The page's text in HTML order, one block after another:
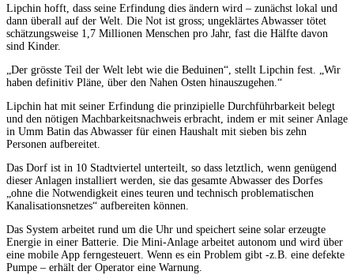
Lipchin hofft, dass seine Erfindung dies ändern wird – zunächst lokal und
dann überall auf der Welt. Die Not ist gross; ungeklärtes Abwasser tötet
schätzungsweise 1,7 Millionen Menschen pro Jahr, fast die Hälfte davon
sind Kinder.
„Der grösste Teil der Welt lebt wie die Beduinen“, stellt Lipchin fest. „Wir
haben definitiv Pläne, über den Nahen Osten hinauszugehen.“
Lipchin hat mit seiner Erfindung die prinzipielle Durchführbarkeit belegt
und den nötigen Machbarkeitsnachweis erbracht, indem er mit seiner Anlage
in Umm Batin das Abwasser für einen Haushalt mit sieben bis zehn
Personen aufbereitet.
Das Dorf ist in 10 Stadtviertel unterteilt, so dass letztlich, wenn genügend
dieser Anlagen installiert werden, sie das gesamte Abwasser des Dorfes
„ohne die Notwendigkeit eines teuren und technisch problematischen
Kanalisationsnetzes“ aufbereiten können.
Das System arbeitet rund um die Uhr und speichert seine solar erzeugte
Energie in einer Batterie. Die Mini-Anlage arbeitet autonom und wird über
eine mobile App ferngesteuert. Wenn es ein Problem gibt -z.B. eine defekte
Pumpe – erhält der Operator eine Warnung.